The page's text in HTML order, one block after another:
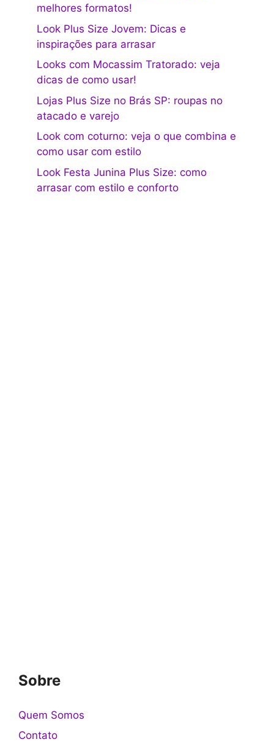
melhores formatos!
Look Plus Size Jovem: Dicas e
inspirações para arrasar
Looks com Mocassim Tratorado: veja
dicas de como usar!
Lojas Plus Size no Brás SP: roupas no
atacado e varejo
Look com coturno: veja o que combina e
como usar com estilo
Look Festa Junina Plus Size: como
arrasar com estilo e conforto
Sobre
Quem Somos
Contato